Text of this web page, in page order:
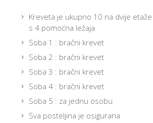
Kreveta je ukupno 10 na dvije etaže
s 4 pomoćna ležaja
Soba 1 : bračni krevet
Soba 2 : bračni krevet
Soba 3 : bračni krevet
Soba 4 : bračni krevet
Soba 5 : za jednu osobu
Sva posteljina je osigurana